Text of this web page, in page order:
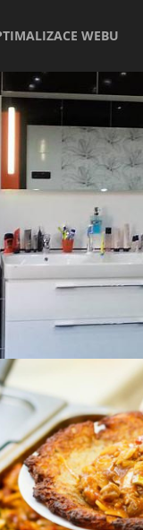
WEBU
STRÁNKY